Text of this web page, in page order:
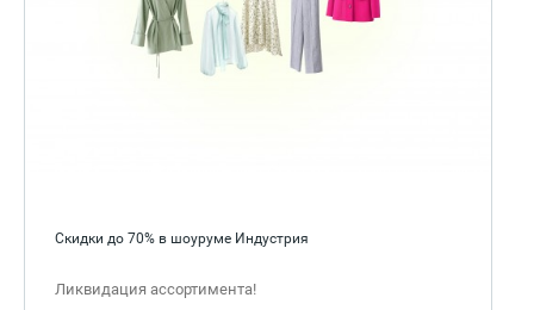
Скидки до 70% в шоуруме Индустрия
Ликвидация ассортимента!